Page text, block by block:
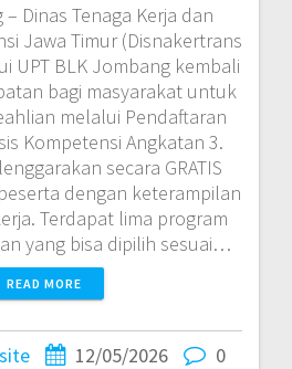
Dinas Tenaga Kerja dan
Jawa Timur (Disnakertrans
UPT BLK Jombang kembali
bagi masyarakat untuk
melalui Pendaftaran
Kompetensi Angkatan 3.
secara GRATIS
dengan keterampilan
Terdapat lima program
yang bisa dipilih sesuai…
READ MORE
12/05/2026 0